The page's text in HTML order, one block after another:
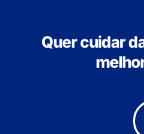
Quer cuidar